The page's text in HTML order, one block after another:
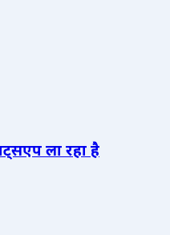
ला रहा है